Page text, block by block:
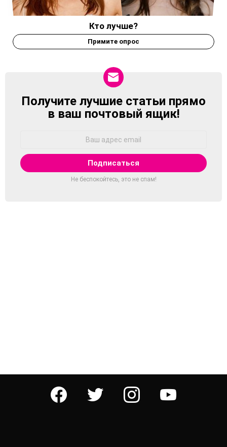
Кто лучше?
Примите опрос
NEWSLETTER
Получите лучшие статьи прямо
в ваш почтовый ящик!
Не беспокойтесь, это не спам!
facebook twitter instagram